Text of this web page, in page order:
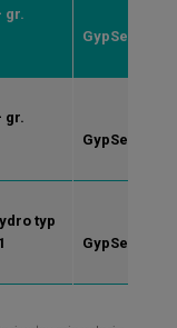
gr.
GypSerra®/
gr.
GypSerra®/
typ
GypSerra®/